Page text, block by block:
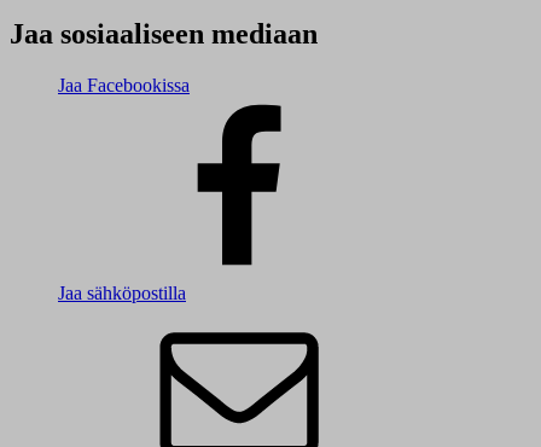
Jaa sosiaaliseen mediaan
Jaa Facebookissa
Jaa sähköpostilla